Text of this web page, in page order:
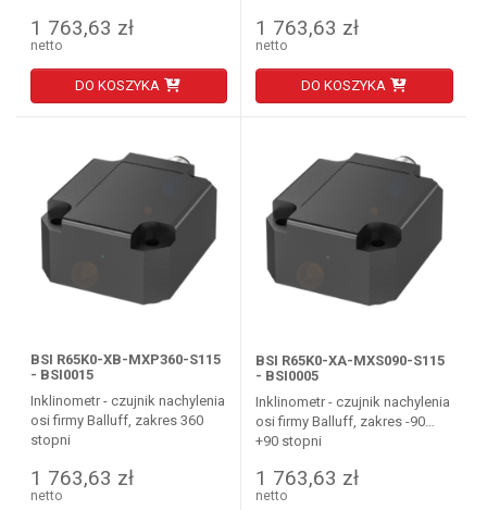
1 763,63 zł
netto
DO KOSZYKA
1 763,63 zł
netto
DO KOSZYKA
BSI R65K0-XB-MXP360-S115
- BSI0015
Inklinometr - czujnik nachylenia
osi firmy Balluff, zakres 360
stopni
1 763,63 zł
netto
BSI R65K0-XA-MXS090-S115
- BSI0005
Inklinometr - czujnik nachylenia
osi firmy Balluff, zakres -90…
+90 stopni
1 763,63 zł
netto